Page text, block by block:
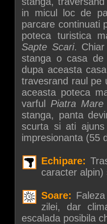
in micul loc de
parcare continuati
poteca turistica
Sapte Scari.
stanga o casa de
dupa aceasta
travesrand raul pe
aceasta poteca
varful Piatra Mare
stanga, panta
scurta si ati
impresionanta (55
Echipare:
caracter
Soare:
zilei, dar
escalada posibila